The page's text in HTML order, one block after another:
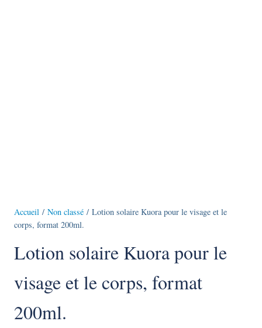
Accueil / Non classé / Lotion solaire Kuora pour le visage et le
corps, format 200ml.
Lotion solaire Kuora pour le
visage et le corps, format
200ml.